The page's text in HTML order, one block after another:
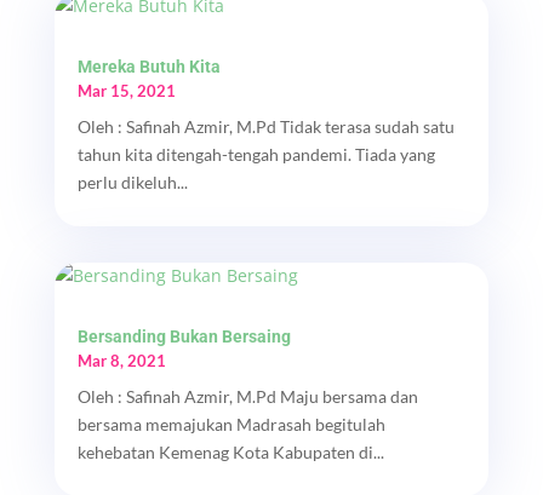
Mereka Butuh Kita
Mar 15, 2021
Oleh : Safinah Azmir, M.Pd Tidak terasa sudah satu
tahun kita ditengah-tengah pandemi. Tiada yang
perlu dikeluh...
Bersanding Bukan Bersaing
Mar 8, 2021
Oleh : Safinah Azmir, M.Pd Maju bersama dan
bersama memajukan Madrasah begitulah
kehebatan Kemenag Kota Kabupaten di...